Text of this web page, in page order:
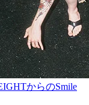
からのSmile